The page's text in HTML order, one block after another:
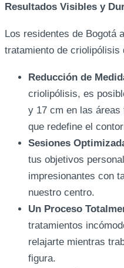
Resultados Visibles y
Los residentes de Bogotá
tratamiento de criolipólisis
Reducción de
criolipólisis, es
y 17 cm en las áreas
que redefine el
Sesiones
tus objetivos
impresionantes con
nuestro centro.
Un Proceso
tratamientos
relajarte mientras
figura.